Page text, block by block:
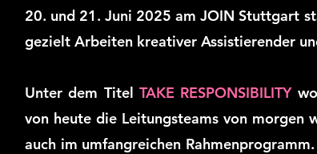
20. und 21. Juni 2025 am JOIN Stuttgart
gezielt Arbeiten kreativer Assistierender
Unter dem TitelTAKE RESPONSIBILITY
von heute die Leitungsteams von morgen
auch im umfangreichen